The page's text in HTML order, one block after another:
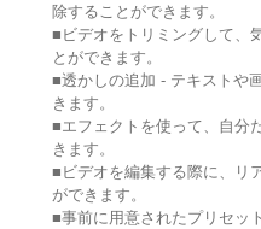
除することができます。
■ビデオをトリミングして、
とができます。
■透かしの追加 - テキストや
きます。
■エフェクトを使って、自分
きます。
■ビデオを編集する際に、リ
ができます。
■事前に用意されたプリセッ